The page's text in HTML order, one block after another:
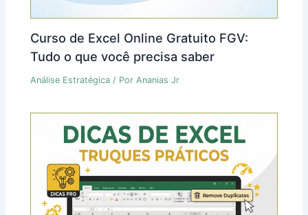
Curso de Excel Online Gratuito FGV:
Tudo o que você precisa saber
Análise Estratégica / PorAnanias Jr